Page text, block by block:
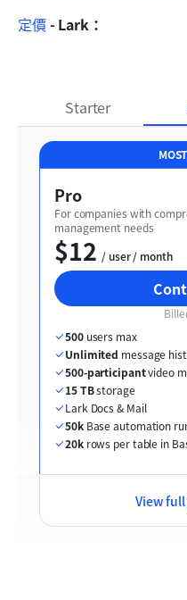
定價 - Lark：
Starter
Pro
For companies with
management needs
$12
  / user / month
500 users max
Unlimited message
500-participant video
15 TB storage
Lark Docs & Mail
50k Base automation
20k rows per table in
View